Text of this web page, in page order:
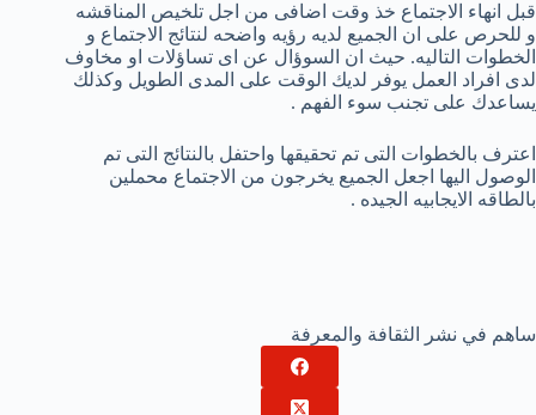
قبل انهاء الاجتماع خذ وقت اضافى من اجل تلخيص المناقشه
و للحرص على ان الجميع لديه رؤيه واضحه لنتائج الاجتماع و
الخطوات التاليه. حيث ان السوؤال عن اى تساؤلات او مخاوف
لدى افراد العمل يوفر لديك الوقت على المدى الطويل وكذلك
يساعدك على تجنب سوء الفهم .
اعترف بالخطوات التى تم تحقيقها واحتفل بالنتائج التى تم
الوصول اليها اجعل الجميع يخرجون من الاجتماع محملين
بالطاقه الايجابيه الجيده .
ساهم في نشر الثقافة والمعرفة